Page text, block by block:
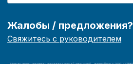
Жалобы / предложения?
Свяжитесь с руководителем